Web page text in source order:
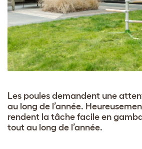
Les poules demandent une
au long de l’année.
rendent la tâche facile en
tout au long de l’année.